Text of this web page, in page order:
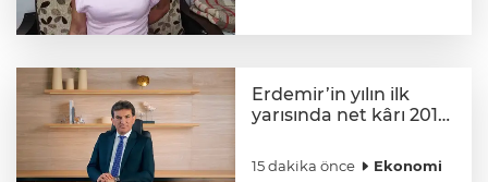
Erdemir’in yılın ilk
yarısında net kârı 201
15 dakika önce Ekonomi